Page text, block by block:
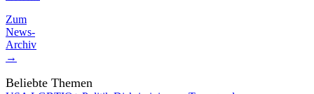
Zum
News-
Archiv
→
Beliebte Themen